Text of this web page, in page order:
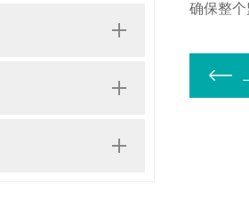
确保整